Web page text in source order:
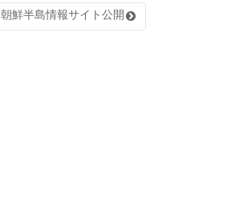
朝鮮半島情報サイト公開